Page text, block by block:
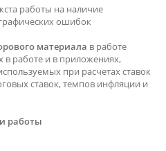
работы на наличие
ошибок
материала в работе
в работе и в приложениях,
при расчетах ставок
ставок, темпов инфляции и
работы